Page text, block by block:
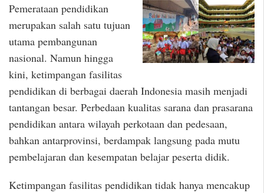
Pemerataan pendidikan
merupakan salah satu tujuan
utama pembangunan
nasional. Namun hingga
kini, ketimpangan fasilitas
pendidikan di berbagai daerah Indonesia masih menjadi
tantangan besar. Perbedaan kualitas sarana dan prasarana
pendidikan antara wilayah perkotaan dan pedesaan,
bahkan antarprovinsi, berdampak langsung pada mutu
pembelajaran dan kesempatan belajar peserta didik.
Ketimpangan fasilitas pendidikan tidak hanya mencakup